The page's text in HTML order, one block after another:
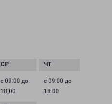
с 09:00 до
18:00
с 09:00 до
18:00